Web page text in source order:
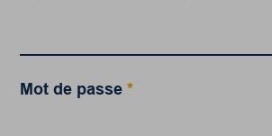
Mot de passe*